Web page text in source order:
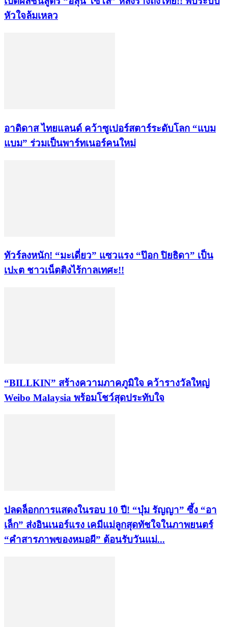
หัวใจล้มเหลว
อาดิดาส ไทยแลนด์ คว้าซูเปอร์สตาร์ระดับโลก “แบม
แบม” ร่วมเป็นพาร์ทเนอร์คนใหม่
ทัวร์ลงหนัก! “มะเดี่ยว” แซวแรง “ป๊อก ปิยธิดา” เป็น
เปxต ชาวเน็ตติงไร้กาลเทศะ!!
“BILLKIN” สร้างความภาคภูมิใจ คว้ารางวัลใหญ่
Weibo Malaysia พร้อมโชว์สุดประทับใจ
ปลดล็อกการแสดงในรอบ 10 ปี! “บุ๋ม รัญญา” ซึ้ง “อา
เล็ก” ส่งอินเนอร์แรง เคมีแม่ลูกสุดทัชใจในภาพยนตร์
“คำสารภาพของหมอผี” ต้อนรับวันแม่...